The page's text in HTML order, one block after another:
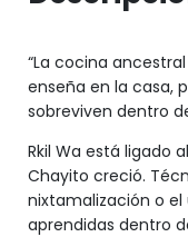
“La cocina
enseña en la casa,
sobreviven dentro
Rkil Wa está ligado
Chayito creció.
nixtamalización o
aprendidas dentro